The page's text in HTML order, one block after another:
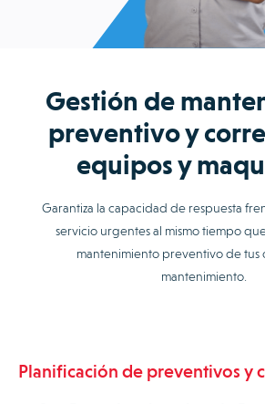
Gestión de
preventivo y
equipos y
Garantiza la capacidad de respuesta
servicio urgentes al mismo tiempo
mantenimiento preventivo de tus
mantenimiento.
Planificación de preventivos y